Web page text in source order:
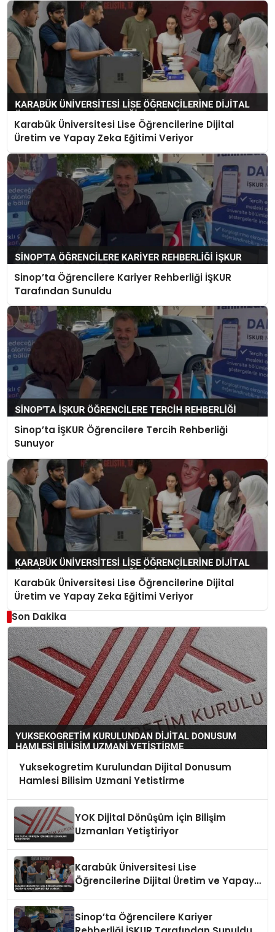
Karabük Üniversitesi Lise Öğrencilerine Dijital
Üretim ve Yapay Zeka Eğitimi Veriyor
Sinop’ta Öğrencilere Kariyer Rehberliği İŞKUR
Tarafından Sunuldu
Sinop’ta İŞKUR Öğrencilere Tercih Rehberliği
Sunuyor
Karabük Üniversitesi Lise Öğrencilerine Dijital
Üretim ve Yapay Zeka Eğitimi Veriyor
Son Dakika
Yuksekogretim Kurulundan Dijital Donusum
Hamlesi Bilisim Uzmani Yetistirme
YOK Dijital Dönüşüm İçin Bilişim
Uzmanları Yetiştiriyor
Karabük Üniversitesi Lise
Öğrencilerine Dijital Üretim ve Yapay
Sinop’ta Öğrencilere Kariyer